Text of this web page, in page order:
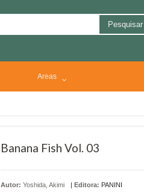
Pesquisar
Areas
Banana Fish Vol. 03
Autor: Yoshida, Akimi | Editora: PANINI